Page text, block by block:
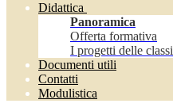
Didattica
Panoramica
Offerta formativa
I progetti delle classi
Documenti utili
Contatti
Modulistica